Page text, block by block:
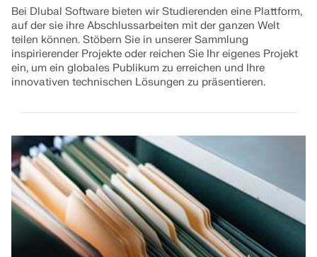
Bei Dlubal Software bieten wir Studierenden eine Plattform,
auf der sie ihre Abschlussarbeiten mit der ganzen Welt
teilen können. Stöbern Sie in unserer Sammlung
inspirierender Projekte oder reichen Sie Ihr eigenes Projekt
ein, um ein globales Publikum zu erreichen und Ihre
innovativen technischen Lösungen zu präsentieren.